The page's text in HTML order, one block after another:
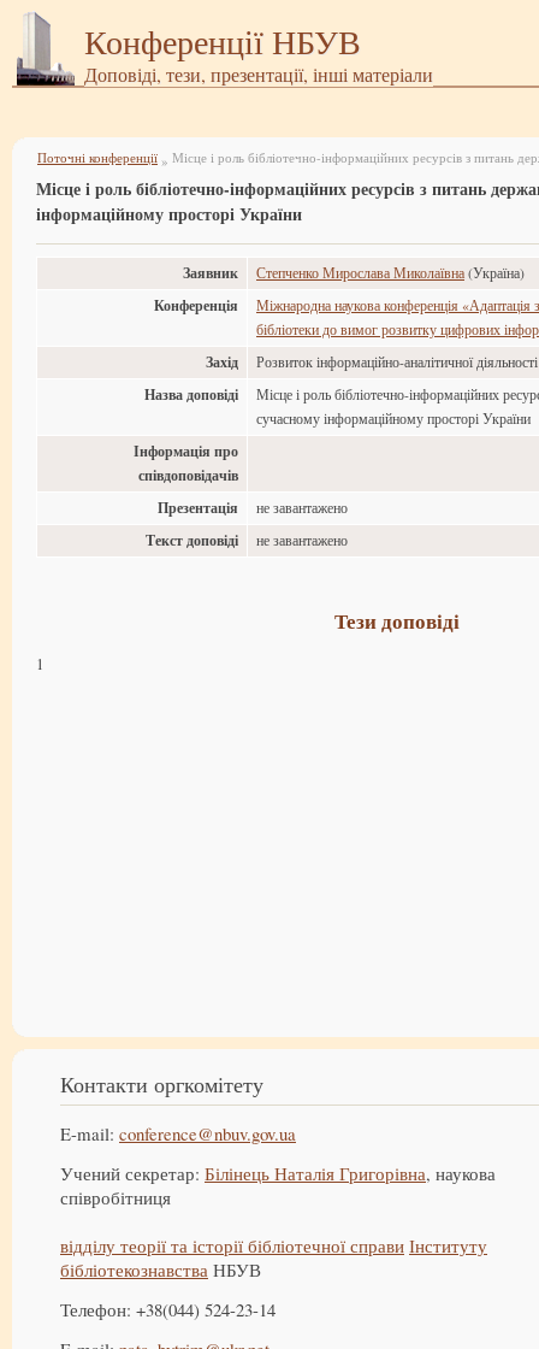
Конференції НБУВ
Доповіді, тези, презентації, інші матеріали
Поточні конференції »
Місце і роль бібліотечно-інформаційних ресурсів з питань
інформаційному просторі України
Заявник Степченко Мирослава Миколаївна (Україна)
Конференція
Міжнародна наукова конференція «Адаптація
бібліотеки до вимог розвитку цифрових
Захід Розвиток інформаційно-аналітичної
Назва доповіді
Місце і роль бібліотечно-інформаційних
сучасному інформаційному просторі України
Інформація про
співдоповідачів
Презентація
не завантажено
Текст доповіді не завантажено
Тези доповіді
1
Контакти оргкомітету
E-mail: conference@nbuv.gov.ua
Учений секретар: Білінець Наталія Григорівна, наукова
співробітниця
відділу теорії та історії бібліотечної справи Інституту
бібліотекознавства НБУВ
Телефон: +38(044) 524-23-14